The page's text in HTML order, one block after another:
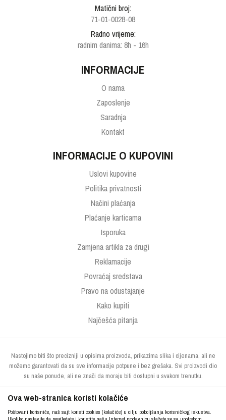
Matični broj:
71-01-0028-08
Radno vrijeme:
radnim danima: 8h - 16h
INFORMACIJE
O nama
Zaposlenje
Saradnja
Kontakt
INFORMACIJE O KUPOVINI
Uslovi kupovine
Politika privatnosti
Načini plaćanja
Plaćanje karticama
Isporuka
Zamjena artikla za drugi
Reklamacije
Povraćaj sredstava
Pravo na odustajanje
Kako kupiti
Najčešća pitanja
Nastojimo biti što precizniji u opisima proizvoda, prikazima slika i cijenama, ali ne
možemo garantovati da su sve informacije potpune i bez grešaka. Svi proizvodi dio
su naše ponude, ali ne znači da moraju biti dostupni u svakom trenutku.
Ova web-stranica koristi kolačiće
Poštovani korisniče, naš sajt koristi cookies (kolačiće) u cilju poboljšanja korisničkog iskustva.